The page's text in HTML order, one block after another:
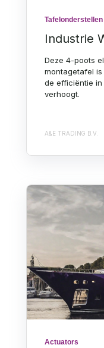
Tafelonderstellen
Industrie
Deze 4-poots
montagetafel
de efficiëntie
verhoogt.
A&E TRADING B.V.
Actuators